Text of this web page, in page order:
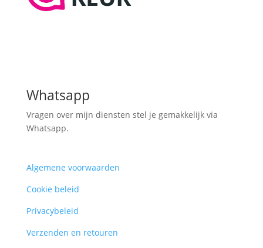
Whatsapp
Vragen over mijn diensten stel je gemakkelijk via
Whatsapp.
Algemene voorwaarden
Cookie beleid
Privacybeleid
Verzenden en retouren